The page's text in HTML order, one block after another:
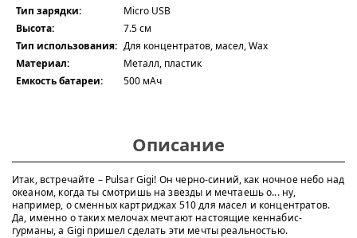
Тип зарядки:
Micro USB
Высота:
7.5 см
Тип использования: Для концентратов, масел, Wax
Материал:
Металл, пластик
Емкость батареи:
500 мАч
Описание
Итак, встречайте – Pulsar Gigi! Он черно-синий, как ночное небо над
океаном, когда ты смотришь на звезды и мечтаешь о... ну,
например, о сменных картриджах 510 для масел и концентратов.
Да, именно о таких мелочах мечтают настоящие кеннабис-
гурманы, а Gigi пришел сделать эти мечты реальностью.